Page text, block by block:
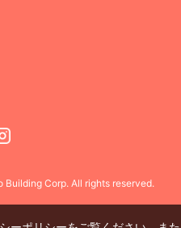
Corp. All rights reserved.